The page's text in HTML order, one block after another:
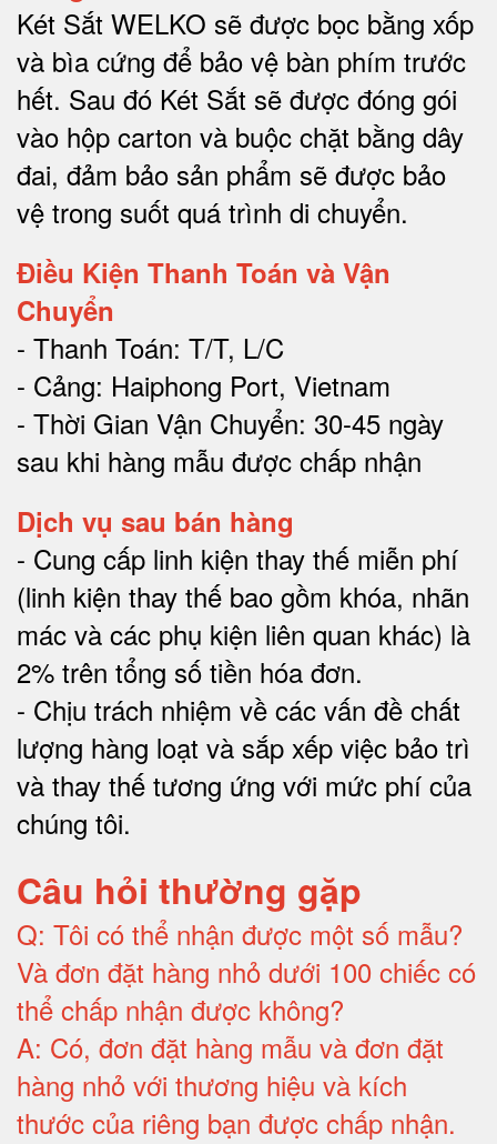
Két Sắt WELKO sẽ được bọc bằng xốp
và bìa cứng để bảo vệ bàn phím trước
hết. Sau đó Két Sắt sẽ được đóng gói
vào hộp carton và buộc chặt bằng dây
đai, đảm bảo sản phẩm sẽ được bảo
vệ trong suốt quá trình di chuyển.
Điều Kiện Thanh Toán và Vận
Chuyển
- Thanh Toán: T/T, L/C
- Cảng: Haiphong Port, Vietnam
- Thời Gian Vận Chuyển: 30-45 ngày
sau khi hàng mẫu được chấp nhận
Dịch vụ sau bán hàng
- Cung cấp linh kiện thay thế miễn phí
(linh kiện thay thế bao gồm khóa, nhãn
mác và các phụ kiện liên quan khác) là
2% trên tổng số tiền hóa đơn.
- Chịu trách nhiệm về các vấn đề chất
lượng hàng loạt và sắp xếp việc bảo trì
và thay thế tương ứng với mức phí của
chúng tôi.
Câu hỏi thường gặp
Q: Tôi có thể nhận được một số mẫu?
Và đơn đặt hàng nhỏ dưới 100 chiếc có
thể chấp nhận được không?
A: Có, đơn đặt hàng mẫu và đơn đặt
hàng nhỏ với thương hiệu và kích
thước của riêng bạn được chấp nhận.